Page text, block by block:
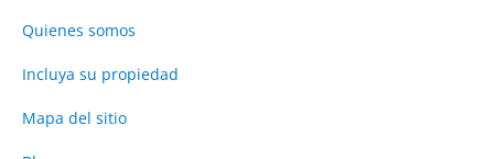
Quienes somos
Incluya su propiedad
Mapa del sitio